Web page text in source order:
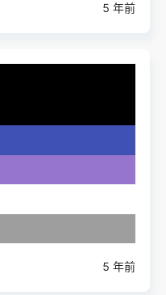
5 年前
5 年前